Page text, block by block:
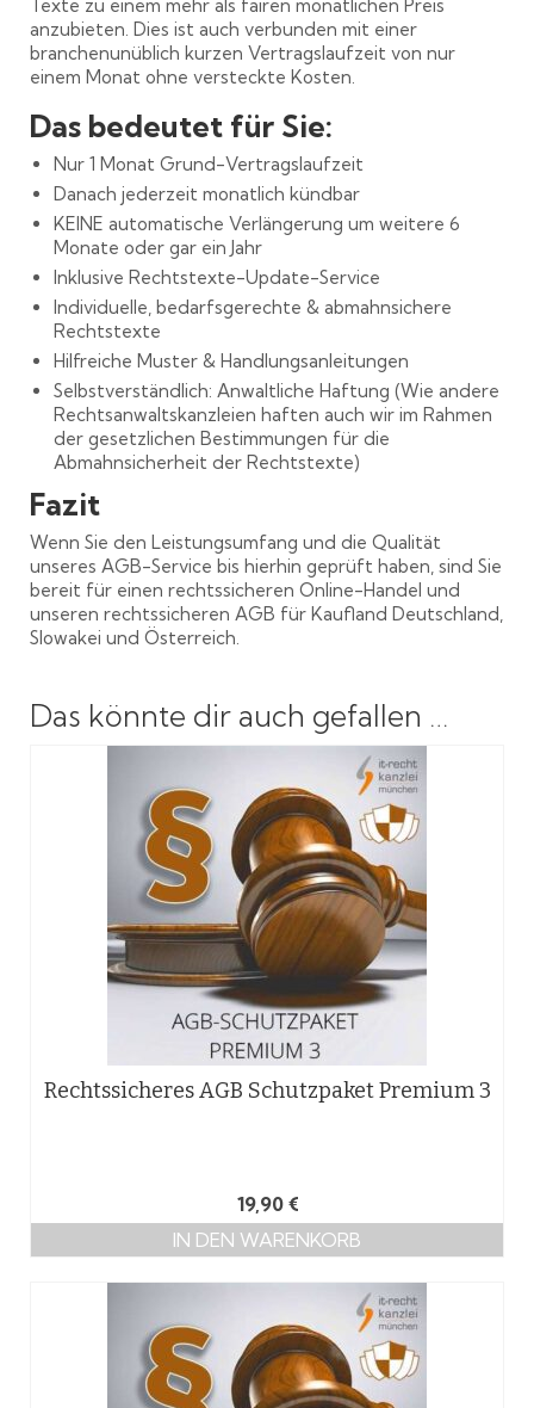
Texte zu einem mehr als fairen monatlichen Preis
anzubieten. Dies ist auch verbunden mit einer
branchenunüblich kurzen Vertragslaufzeit von nur
einem Monat ohne versteckte Kosten.
Das bedeutet für Sie:
Nur 1 Monat Grund-Vertragslaufzeit
Danach jederzeit monatlich kündbar
KEINE automatische Verlängerung um weitere 6
Monate oder gar ein Jahr
Inklusive Rechtstexte-Update-Service
Individuelle, bedarfsgerechte & abmahnsichere
Rechtstexte
Hilfreiche Muster & Handlungsanleitungen
Selbstverständlich: Anwaltliche Haftung (Wie andere
Rechtsanwaltskanzleien haften auch wir im Rahmen
der gesetzlichen Bestimmungen für die
Abmahnsicherheit der Rechtstexte)
Fazit
Wenn Sie den Leistungsumfang und die Qualität
unseres AGB-Service bis hierhin geprüft haben, sind Sie
bereit für einen rechtssicheren Online-Handel und
unseren rechtssicheren AGB für Kaufland Deutschland,
Slowakei und Österreich.
Das könnte dir auch gefallen …
Rechtssicheres AGB Schutzpaket Premium 3
19,90 €
IN DEN WARENKORB